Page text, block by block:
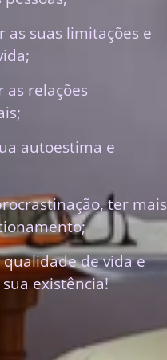
as suas limitações e
as relações
autoestima e
ter mais
de vida e
existência!